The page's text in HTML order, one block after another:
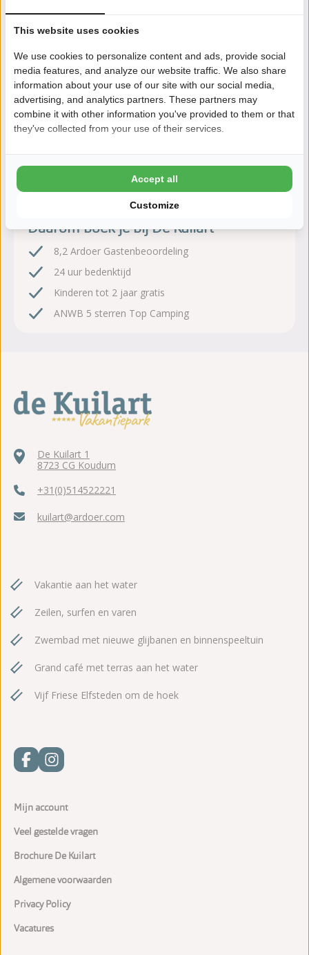
direct aan het meer De Fluessen. Je verblijft midden in het
waterrijke Friese landschap, met volop mogelijkheden voor
Lees meer
Na het boeken heb je nog 24 uur bedenktijd om
kosteloos te wijzigen of te annuleren.
Daarom boek je bij De Kuilart
8,2 Ardoer Gastenbeoordeling
24 uur bedenktijd
Kinderen tot 2 jaar gratis
ANWB 5 sterren Top Camping
De Kuilart 1
8723 CG Koudum
+31(0)514522221
kuilart@ardoer.com
Vakantie aan het water
Zeilen, surfen en varen
Zwembad met nieuwe glijbanen en binnenspeeltuin
Grand café met terras aan het water
Vijf Friese Elfsteden om de hoek
Mijn account
Veel gestelde vragen
Brochure De Kuilart
Algemene voorwaarden
Privacy Policy
Vacatures
This website uses cookies
We use cookies to personalize content and ads, provide social
media features, and analyze our website traffic. We also share
information about your use of our site with our social media,
advertising, and analytics partners. These partners may
combine it with other information you've provided to them or that
they've collected from your use of their services.
Customize
Accept all